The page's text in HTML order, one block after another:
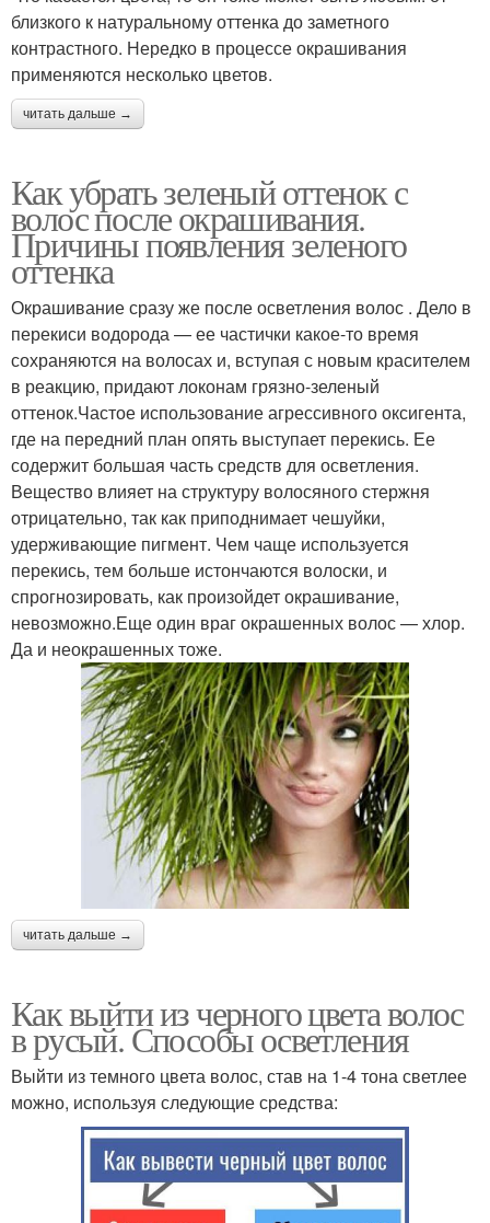
близкого к натуральному оттенка до заметного
контрастного. Нередко в процессе окрашивания
применяются несколько цветов.
читать дальше →
Как убрать зеленый оттенок с
волос после окрашивания.
Причины появления зеленого
оттенка
Окрашивание сразу же после осветления волос . Дело в
перекиси водорода — ее частички какое-то время
сохраняются на волосах и, вступая с новым красителем
в реакцию, придают локонам грязно-зеленый
оттенок.Частое использование агрессивного оксигента,
где на передний план опять выступает перекись. Ее
содержит большая часть средств для осветления.
Вещество влияет на структуру волосяного стержня
отрицательно, так как приподнимает чешуйки,
удерживающие пигмент. Чем чаще используется
перекись, тем больше истончаются волоски, и
спрогнозировать, как произойдет окрашивание,
невозможно.Еще один враг окрашенных волос — хлор.
Да и неокрашенных тоже.
читать дальше →
Как выйти из черного цвета волос
в русый. Способы осветления
Выйти из темного цвета волос, став на 1-4 тона светлее
можно, используя следующие средства: